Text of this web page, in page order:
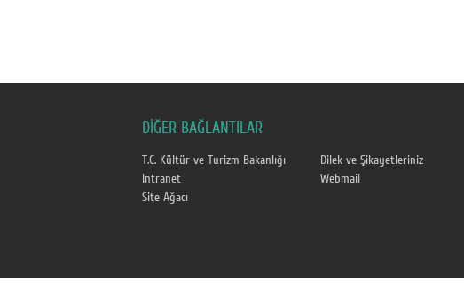
DİĞER BAĞLANTILAR
T.C. Kültür ve Turizm Bakanlığı
Dilek ve Şikayetleriniz
Intranet
Webmail
Site Ağacı